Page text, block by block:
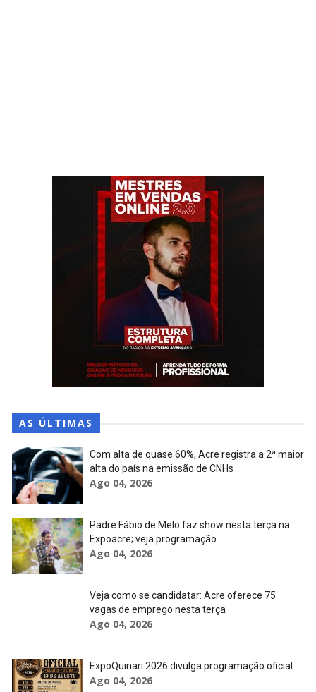
AS ÚLTIMAS
Com alta de quase 60%, Acre registra a 2ª maior
alta do país na emissão de CNHs
Ago 04, 2026
Padre Fábio de Melo faz show nesta terça na
Expoacre; veja programação
Ago 04, 2026
Veja como se candidatar: Acre oferece 75
vagas de emprego nesta terça
Ago 04, 2026
ExpoQuinari 2026 divulga programação oficial
Ago 04, 2026